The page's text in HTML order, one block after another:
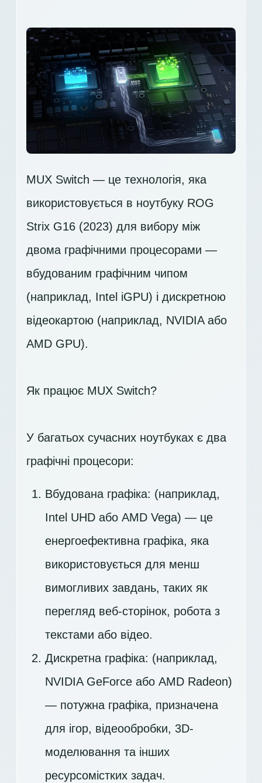
MUX Switch — це технологія, яка
використовується в ноутбуку ROG
Strix G16 (2023) для вибору між
двома графічними процесорами —
вбудованим графічним чипом
(наприклад, Intel iGPU) і дискретною
відеокартою (наприклад, NVIDIA або
AMD GPU).
Як працює MUX Switch?
У багатьох сучасних ноутбуках є два
графічні процесори:
Вбудована графіка: (наприклад,
Intel UHD або AMD Vega) — це
енергоефективна графіка, яка
використовується для менш
вимогливих завдань, таких як
перегляд веб-сторінок, робота з
текстами або відео.
Дискретна графіка: (наприклад,
NVIDIA GeForce або AMD Radeon)
— потужна графіка, призначена
для ігор, відеообробки, 3D-
моделювання та інших
ресурсомістких задач.